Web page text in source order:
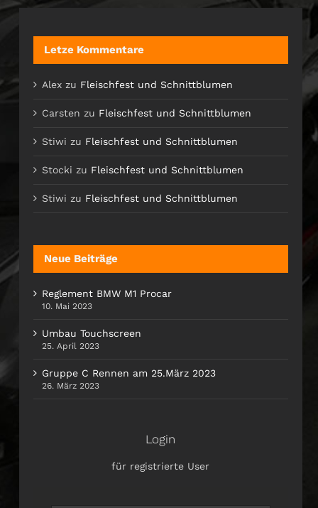
Letze Kommentare
Alex zu Fleischfest und Schnittblumen
Carsten zu Fleischfest und Schnittblumen
Stiwi zu Fleischfest und Schnittblumen
Stocki zu Fleischfest und Schnittblumen
Stiwi zu Fleischfest und Schnittblumen
Neue Beiträge
Reglement BMW M1 Procar
10. Mai 2023
Umbau Touchscreen
25. April 2023
Gruppe C Rennen am 25.März 2023
26. März 2023
Login
für registrierte User